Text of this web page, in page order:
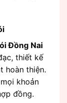
Đồng Nai
thiết kế
hoàn thiện.
khoản
đồng.